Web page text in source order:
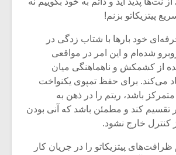
پیتزیکاتو بزنم!
خود بارها با شتاب زدگی در
روبرو شده‌ام و این امر در مواقعی
از کشمکش و ناهماهنگی میان
می‌کند. برای حفظ تمپوی یکنواخت
متمرکز باشد، ریتم را در ذهن به
کند و مطمئن باشد که آنی بودن
کنترل خارج نشود.
ظرافت‌های پیتزیکاتو را در جریان کار